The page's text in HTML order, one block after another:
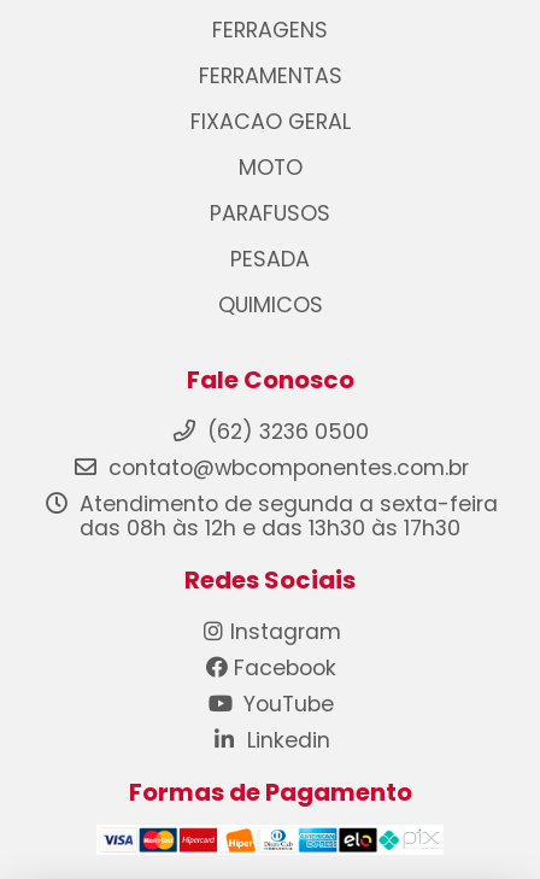
FERRAGENS
FERRAMENTAS
FIXACAO GERAL
MOTO
PARAFUSOS
PESADA
QUIMICOS
Fale Conosco
(62) 3236 0500
contato@wbcomponentes.com.br
Atendimento de segunda a sexta-feira
das 08h às 12h e das 13h30 às 17h30
Redes Sociais
Instagram
Facebook
YouTube
Linkedin
Formas de Pagamento